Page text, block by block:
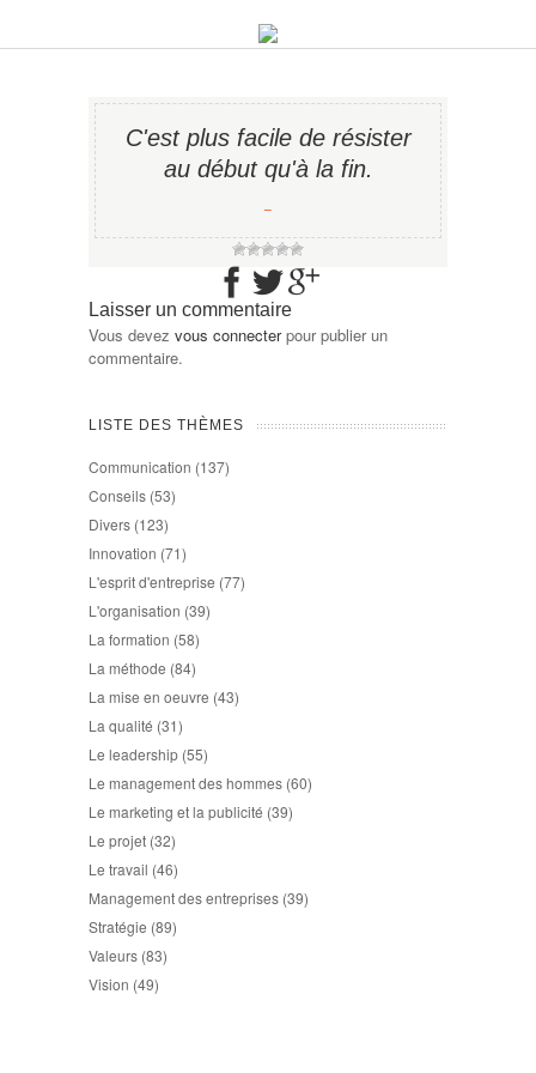
C'est plus facile de résister
au début qu'à la fin.
−
Laisser un commentaire
Vous devez vous connecterpour publier un
commentaire.
LISTE DES THÈMES
Communication (137)
Conseils (53)
Divers (123)
Innovation (71)
L'esprit d'entreprise (77)
L'organisation (39)
La formation (58)
La méthode (84)
La mise en oeuvre (43)
La qualité (31)
Le leadership (55)
Le management des hommes (60)
Le marketing et la publicité (39)
Le projet (32)
Le travail (46)
Management des entreprises (39)
Stratégie (89)
Valeurs (83)
Vision (49)